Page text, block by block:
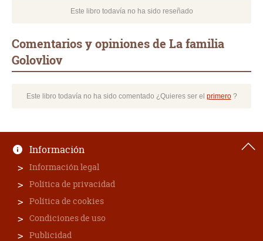
Este libro todavía no ha sido reseñado
Comentarios y opiniones de La familia
Golovliov
Este libro todavía no ha sido comentado ¿Quieres ser el primero?
Información
Información legal
Política de privacidad
Política de cookies
Condiciones de uso
Publicidad